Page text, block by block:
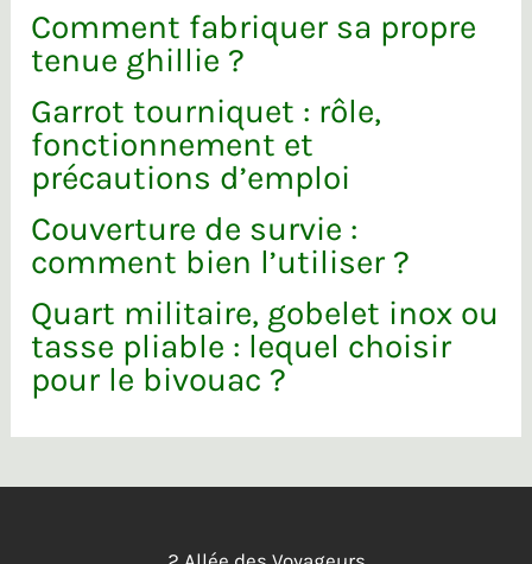
Comment fabriquer sa propre
tenue ghillie ?
Garrot tourniquet : rôle,
fonctionnement et
précautions d’emploi
Couverture de survie :
comment bien l’utiliser ?
Quart militaire, gobelet inox ou
tasse pliable : lequel choisir
pour le bivouac ?